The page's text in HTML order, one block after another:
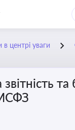
в центрі уваги
та